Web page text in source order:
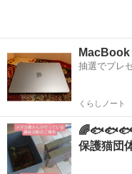
抽選でプレ
くらしノート
🌈🐟️🐟️🐟️
保護猫団